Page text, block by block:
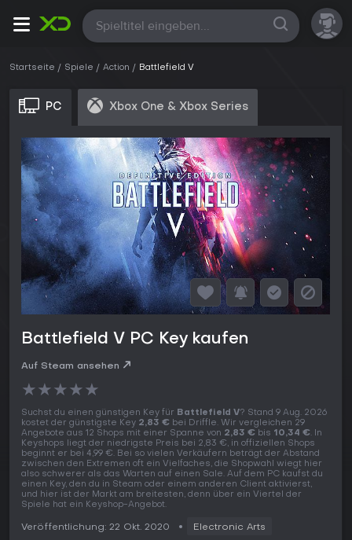
Alle
Startseite Spiele Action Battlefield V
PC Xbox One & Xbox Series
Battlefield V PC Key kaufen
Auf Steam ansehen
★★★★★
Suchst du einen günstigen Key für Battlefield V? Stand 9 Aug. 2026
kostet der günstigste Key 2,83 € bei Driffle. Wir vergleichen 29
Angebote aus 12 Shops mit einer Spanne von 2,83 € bis 10,34 €. In
Keyshops liegt der niedrigste Preis bei 2,83 €, in offiziellen Shops
beginnt er bei 4,99 €. Bei so vielen Verkäufern beträgt der Abstand
zwischen den Extremen oft ein Vielfaches, die Shopwahl wiegt hier
also schwerer als das Warten auf einen Sale. Auf dem PC kaufst du
einen Key, den du in Steam oder einem anderen Client aktivierst,
und hier ist der Markt am breitesten, denn über ein Viertel der
Spiele hat ein Keyshop-Angebot.
Veröffentlichung: 22 Okt. 2020 Electronic Arts